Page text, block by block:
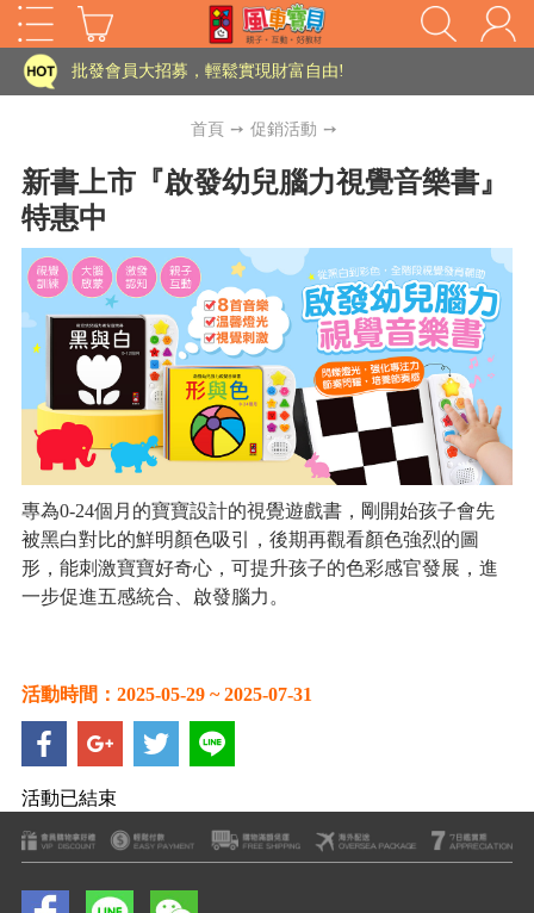
HOT
家長樂了!「風車書版集團暨FOOD超人企業總部」目前正興建中!
批發會員大招募，輕鬆實現財富自由!
老師您好!!幼教會員火熱招募中~
海外購物免煩惱！點我查看『海外購物流程說明』
批發會員大招募，輕鬆實現財富自由!
如需更改或重開發票 需在訂單成立三天內通知客服 寄回發票需附上回郵郵票
老師您好!!幼教會員火熱招募中~
海外購物免煩惱！點我查看『海外購物流程說明』
首頁 ➙ 促銷活動 ➙
新書上市『啟發幼兒腦力視覺音樂書』
特惠中
專為0-24個月的寶寶設計的視覺遊戲書，剛開始孩子會先
被黑白對比的鮮明顏色吸引，後期再觀看顏色強烈的圖
形，能刺激寶寶好奇心，可提升孩子的色彩感官發展，進
一步促進五感統合、啟發腦力。
活動時間：2025-05-29 ~ 2025-07-31
活動已結束